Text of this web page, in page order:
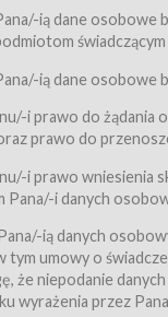
przez
świadczy w
r. o świadczeniu
i
na odległość
na odległość
świadczy Usługi
Nr 144, poz. 1204, z
ią dane osobowe
ią dane osobowe
i prawo do żądania
prawo do
i prawo wniesienia
Pana/-i danych
ią danych
tym umowy o
że niepodanie
wyrażenia przez